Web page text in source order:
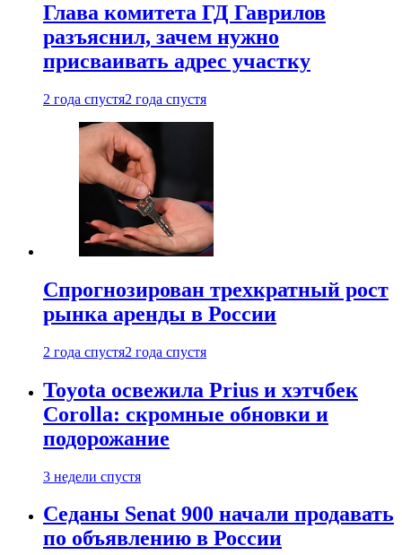
Глава комитета ГД Гаврилов
разъяснил, зачем нужно
присваивать адрес участку
2 года спустя2 года спустя
Спрогнозирован трехкратный рост
рынка аренды в России
2 года спустя2 года спустя
Toyota освежила Prius и хэтчбек
Corolla: скромные обновки и
подорожание
3 недели спустя
Седаны Senat 900 начали продавать
по объявлению в России